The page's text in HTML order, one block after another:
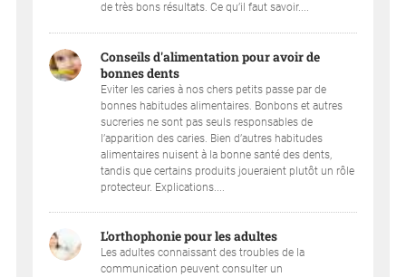
de très bons résultats. Ce qu’il faut savoir....
Conseils d'alimentation pour avoir de
bonnes dents
Eviter les caries à nos chers petits passe par de
bonnes habitudes alimentaires. Bonbons et autres
sucreries ne sont pas seuls responsables de
l’apparition des caries. Bien d’autres habitudes
alimentaires nuisent à la bonne santé des dents,
tandis que certains produits joueraient plutôt un rôle
protecteur. Explications....
L'orthophonie pour les adultes
Les adultes connaissant des troubles de la
communication peuvent consulter un